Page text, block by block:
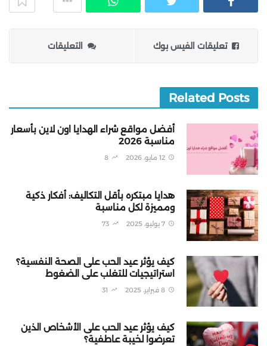
تعليقات الفيس بوك التعليقات
Related Posts
أفضل مواقع شراء الهدايا اون لاين بأسعار
مناسبة 2026
12 مايو، 2026 8
هدايا مبتكره بأقل التكاليف: أفكار ذكية
ومميزة لكل مناسبة
7 يوليو، 2025 73
كيف يؤثر عيد الحب على الصحة النفسية؟
استراتيجيات للتغلب على الضغوط
8 فبراير، 2025 31
كيف يؤثر عيد الحب على الأشخاص الذين
تعرضوا لخيبة عاطفية؟